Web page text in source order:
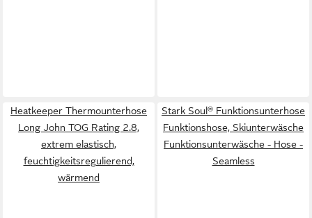
Heatkeeper Thermounterhose
Long John TOG Rating 2.8,
extrem elastisch,
feuchtigkeitsregulierend,
wärmend
Stark Soul® Funktionsunterhose
Funktionshose, Skiunterwäsche
Funktionsunterwäsche - Hose -
Seamless